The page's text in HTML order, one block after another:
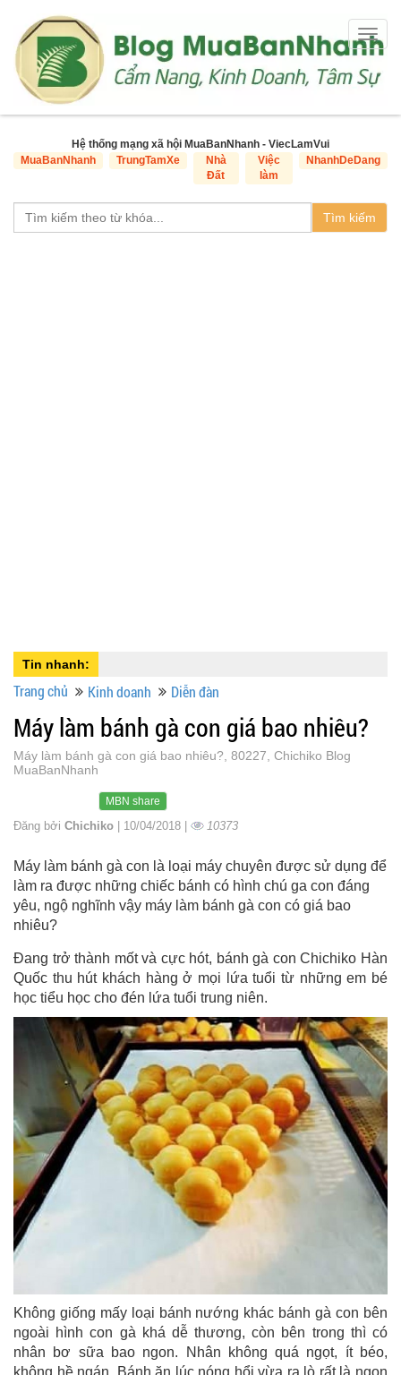
Hệ thống mạng xã hội MuaBanNhanh - ViecLamVui
MuaBanNhanh
TrungTamXe
Nhà
Đất
Việc
làm
NhanhDeDang
Tìm kiếm
Tin nhanh:
Trang chủ Kinh doanh Diễn đàn
Máy làm bánh gà con giá bao nhiêu?
Máy làm bánh gà con giá bao nhiêu?, 80227, Chichiko Blog
MuaBanNhanh
MBN share
Đăng bởi Chichiko | 10/04/2018 | 10373
Máy làm bánh gà con là loại máy chuyên được sử dụng để
làm ra được những chiếc bánh có hình chú ga con đáng
yêu, ngộ nghĩnh vậy máy làm bánh gà con có giá bao
nhiêu?
Đang trở thành mốt và cực hót, bánh gà con Chichiko Hàn
Quốc thu hút khách hàng ở mọi lứa tuổi từ những em bé
học tiểu học cho đén lứa tuổi trung niên.
Không giống mấy loại bánh nướng khác bánh gà con bên
ngoài hình con gà khá dễ thương, còn bên trong thì có
nhân bơ sữa bao ngon. Nhân không quá ngọt, ít béo,
không hề ngán. Bánh ăn lúc nóng hổi vừa ra lò rất là ngon